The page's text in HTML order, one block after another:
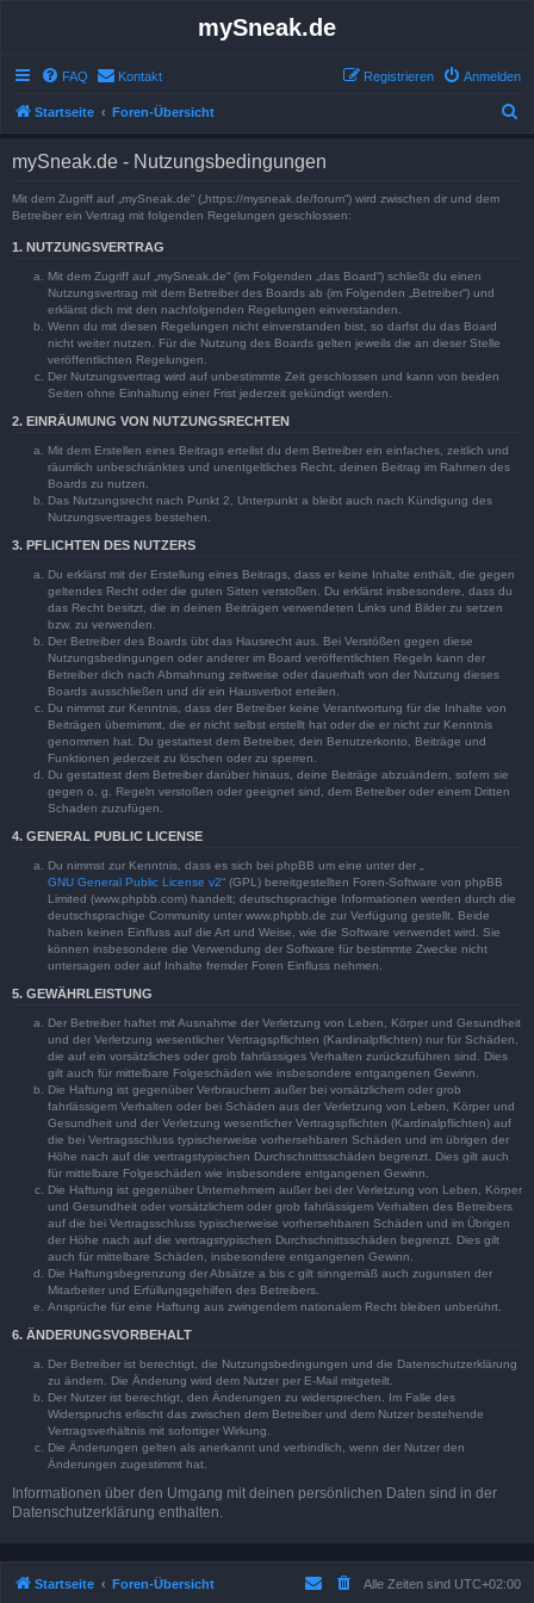
mySneak.de
FAQ Kontakt Anmelden
Registrieren
Startseite Foren-Übersicht
mySneak.de - Nutzungsbedingungen
Mit dem Zugriff auf „mySneak.de“ („https://mysneak.de/forum“) wird zwischen dir und dem
Betreiber ein Vertrag mit folgenden Regelungen geschlossen:
1. NUTZUNGSVERTRAG
Mit dem Zugriff auf „mySneak.de“ (im Folgenden „das Board“) schließt du einen
Nutzungsvertrag mit dem Betreiber des Boards ab (im Folgenden „Betreiber“) und
erklärst dich mit den nachfolgenden Regelungen einverstanden.
Wenn du mit diesen Regelungen nicht einverstanden bist, so darfst du das Board
nicht weiter nutzen. Für die Nutzung des Boards gelten jeweils die an dieser Stelle
veröffentlichten Regelungen.
Der Nutzungsvertrag wird auf unbestimmte Zeit geschlossen und kann von beiden
Seiten ohne Einhaltung einer Frist jederzeit gekündigt werden.
2. EINRÄUMUNG VON NUTZUNGSRECHTEN
Mit dem Erstellen eines Beitrags erteilst du dem Betreiber ein einfaches, zeitlich und
räumlich unbeschränktes und unentgeltliches Recht, deinen Beitrag im Rahmen des
Boards zu nutzen.
Das Nutzungsrecht nach Punkt 2, Unterpunkt a bleibt auch nach Kündigung des
Nutzungsvertrages bestehen.
3. PFLICHTEN DES NUTZERS
Du erklärst mit der Erstellung eines Beitrags, dass er keine Inhalte enthält, die gegen
geltendes Recht oder die guten Sitten verstoßen. Du erklärst insbesondere, dass du
das Recht besitzt, die in deinen Beiträgen verwendeten Links und Bilder zu setzen
bzw. zu verwenden.
Der Betreiber des Boards übt das Hausrecht aus. Bei Verstößen gegen diese
Nutzungsbedingungen oder anderer im Board veröffentlichten Regeln kann der
Betreiber dich nach Abmahnung zeitweise oder dauerhaft von der Nutzung dieses
Boards ausschließen und dir ein Hausverbot erteilen.
Du nimmst zur Kenntnis, dass der Betreiber keine Verantwortung für die Inhalte von
Beiträgen übernimmt, die er nicht selbst erstellt hat oder die er nicht zur Kenntnis
genommen hat. Du gestattest dem Betreiber, dein Benutzerkonto, Beiträge und
Funktionen jederzeit zu löschen oder zu sperren.
Du gestattest dem Betreiber darüber hinaus, deine Beiträge abzuändern, sofern sie
gegen o. g. Regeln verstoßen oder geeignet sind, dem Betreiber oder einem Dritten
Schaden zuzufügen.
4. GENERAL PUBLIC LICENSE
Du nimmst zur Kenntnis, dass es sich bei phpBB um eine unter der „
GNU General Public License v2“ (GPL) bereitgestellten Foren-Software von phpBB
Limited (www.phpbb.com) handelt; deutschsprachige Informationen werden durch die
deutschsprachige Community unter www.phpbb.de zur Verfügung gestellt. Beide
haben keinen Einfluss auf die Art und Weise, wie die Software verwendet wird. Sie
können insbesondere die Verwendung der Software für bestimmte Zwecke nicht
untersagen oder auf Inhalte fremder Foren Einfluss nehmen.
5. GEWÄHRLEISTUNG
Der Betreiber haftet mit Ausnahme der Verletzung von Leben, Körper und Gesundheit
und der Verletzung wesentlicher Vertragspflichten (Kardinalpflichten) nur für Schäden,
die auf ein vorsätzliches oder grob fahrlässiges Verhalten zurückzuführen sind. Dies
gilt auch für mittelbare Folgeschäden wie insbesondere entgangenen Gewinn.
Die Haftung ist gegenüber Verbrauchern außer bei vorsätzlichem oder grob
fahrlässigem Verhalten oder bei Schäden aus der Verletzung von Leben, Körper und
Gesundheit und der Verletzung wesentlicher Vertragspflichten (Kardinalpflichten) auf
die bei Vertragsschluss typischerweise vorhersehbaren Schäden und im übrigen der
Höhe nach auf die vertragstypischen Durchschnittsschäden begrenzt. Dies gilt auch
für mittelbare Folgeschäden wie insbesondere entgangenen Gewinn.
Die Haftung ist gegenüber Unternehmern außer bei der Verletzung von Leben, Körper
und Gesundheit oder vorsätzlichem oder grob fahrlässigem Verhalten des Betreibers
auf die bei Vertragsschluss typischerweise vorhersehbaren Schäden und im Übrigen
der Höhe nach auf die vertragstypischen Durchschnittsschäden begrenzt. Dies gilt
auch für mittelbare Schäden, insbesondere entgangenen Gewinn.
Die Haftungsbegrenzung der Absätze a bis c gilt sinngemäß auch zugunsten der
Mitarbeiter und Erfüllungsgehilfen des Betreibers.
Ansprüche für eine Haftung aus zwingendem nationalem Recht bleiben unberührt.
6. ÄNDERUNGSVORBEHALT
Der Betreiber ist berechtigt, die Nutzungsbedingungen und die Datenschutzerklärung
zu ändern. Die Änderung wird dem Nutzer per E-Mail mitgeteilt.
Der Nutzer ist berechtigt, den Änderungen zu widersprechen. Im Falle des
Widerspruchs erlischt das zwischen dem Betreiber und dem Nutzer bestehende
Vertragsverhältnis mit sofortiger Wirkung.
Die Änderungen gelten als anerkannt und verbindlich, wenn der Nutzer den
Änderungen zugestimmt hat.
Informationen über den Umgang mit deinen persönlichen Daten sind in der
Datenschutzerklärung enthalten.
Startseite Foren-Übersicht Alle Zeiten sind UTC+02:00